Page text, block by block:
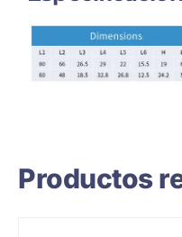
Productos